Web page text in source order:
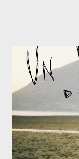
Dicevamo. Ed è da
musicale, con " Che
moglie, del senso di
giusta condizione di
è, di questa estate
cover, ma...